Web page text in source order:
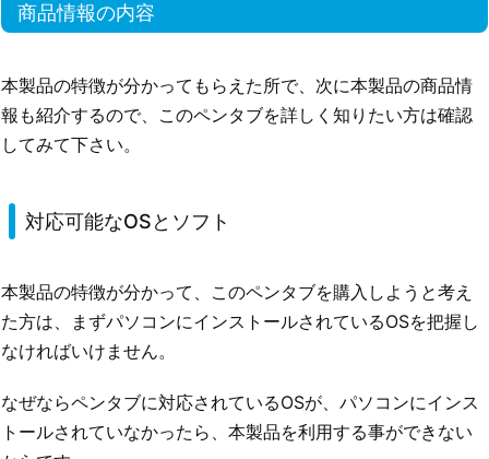
商品情報の内容
本製品の特徴が分かってもらえた所で、次に本製品の商品情
報も紹介するので、このペンタブを詳しく知りたい方は確認
してみて下さい。
対応可能なOSとソフト
本製品の特徴が分かって、このペンタブを購入しようと考え
た方は、まずパソコンにインストールされているOSを把握し
なければいけません。
なぜならペンタブに対応されているOSが、パソコンにインス
トールされていなかったら、本製品を利用する事ができない